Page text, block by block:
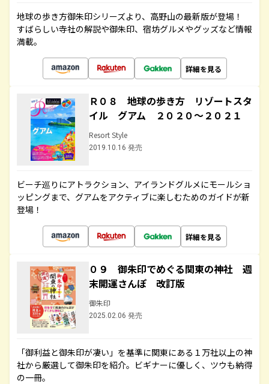
地球の歩き方御朱印シリーズより、高野山の最新版が登場！
すばらしい寺社の解説や御朱印、宿坊グルメやグッズなど情報
満載。
詳細を見る
Ｒ０８ 地球の歩き方 リゾートスタ
イル グアム ２０２０～２０２１
Resort Style
2019.10.16 発売
ビーチ巡りにアトラクション、アイランドグルメにモールショ
ッピングまで、グアムをアクティブに楽しむためのガイドが新
登場！
詳細を見る
０９ 御朱印でめぐる関東の神社 週
末開運さんぽ 改訂版
御朱印
2025.02.06 発売
「御利益と御朱印が凄い」を基準に関東にある１万社以上の神
社から厳選して御朱印を紹介。ビギナーに優しく、ツウも納得
の一冊。